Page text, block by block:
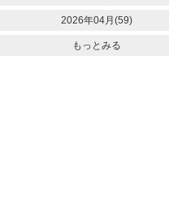
2026年04月(59)
もっとみる